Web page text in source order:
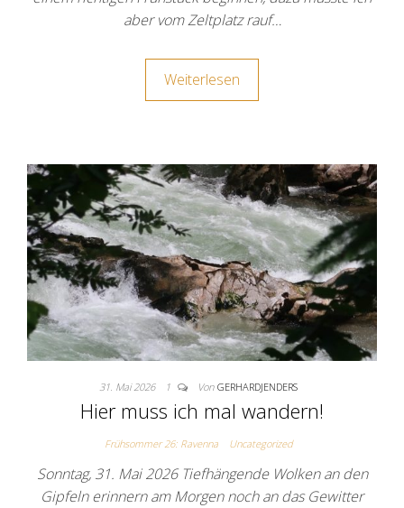
aber vom Zeltplatz rauf…
Weiterlesen
31. Mai 2026 1 Von GERHARDJENDERS
Hier muss ich mal wandern!
Frühsommer 26: Ravenna Uncategorized
Sonntag, 31. Mai 2026 Tiefhängende Wolken an den
Gipfeln erinnern am Morgen noch an das Gewitter